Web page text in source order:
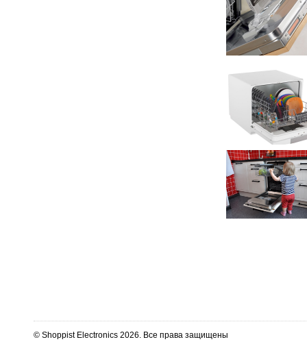
© Shoppist Electronics 2026. Все права защищены